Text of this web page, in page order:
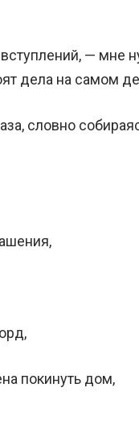
— мне
дела на самом
словно
покинуть дом,